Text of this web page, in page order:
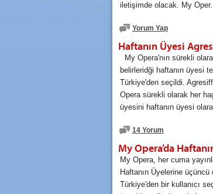
iletişimde olacak. My
Yorum Yap
Haftanın Üyesi
My Opera'nın sürekli
belirleridği haftanın üyesi
Türkiye'den seçildi.
Opera sürekli olarak her
üyesini haftanın üyesi
14 Yorum
My Opera’da
My Opera, her cuma
Haftanın Üyelerine üçüncü
Türkiye'den bir kullanıcı